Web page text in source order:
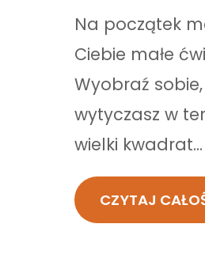
Na początek
Ciebie małe
Wyobraź sobie,
wytyczasz w
wielki kwadrat...
CZYTAJ